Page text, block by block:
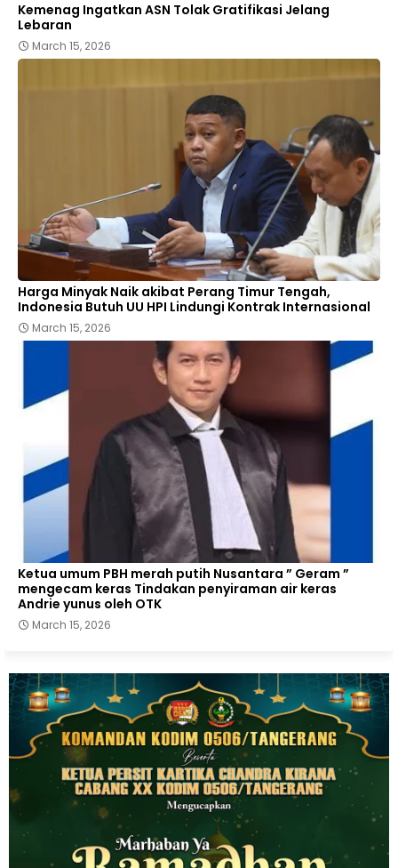
Kemenag Ingatkan ASN Tolak Gratifikasi Jelang
Lebaran
March 15, 2026
Harga Minyak Naik akibat Perang Timur Tengah,
Indonesia Butuh UU HPI Lindungi Kontrak Internasional
March 15, 2026
Ketua umum PBH merah putih Nusantara ” Geram ”
mengecam keras Tindakan penyiraman air keras
Andrie yunus oleh OTK
March 15, 2026